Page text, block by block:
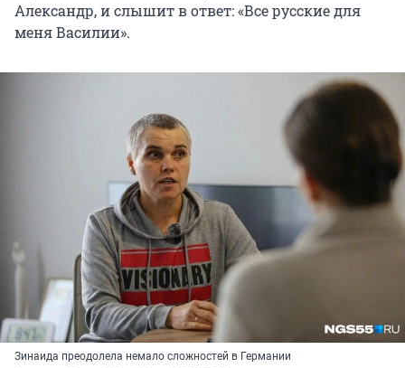
Александр, и слышит в ответ: «Все русские для
меня Василии».
Зинаида преодолела немало сложностей в Германии